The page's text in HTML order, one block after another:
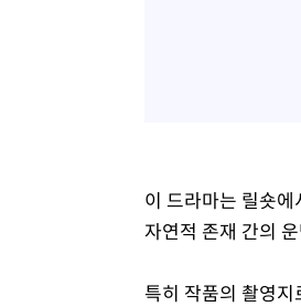
이 드라마는 릴숏
자연적 존재 간의
특히 작품의 촬영